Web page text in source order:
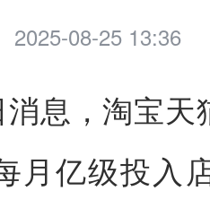
2025-08-25 13:36
息，淘宝天
月亿级投入